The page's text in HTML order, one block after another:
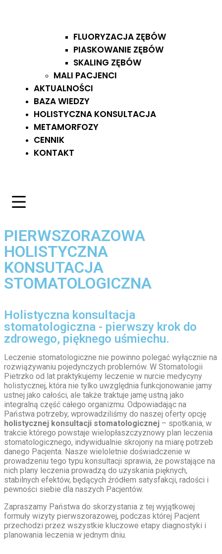
FLUORYZACJA ZĘBÓW
PIASKOWANIE ZĘBÓW
SKALING ZĘBÓW
MALI PACJENCI
AKTUALNOŚCI
BAZA WIEDZY
HOLISTYCZNA KONSULTACJA
METAMORFOZY
CENNIK
KONTAKT
PIERWSZORAZOWA
HOLISTYCZNA
KONSUTACJA
STOMATOLOGICZNA
Holistyczna konsultacja
stomatologiczna - pierwszy krok do
zdrowego, pięknego uśmiechu.
Leczenie stomatologiczne nie powinno polegać wyłącznie na
rozwiązywaniu pojedynczych problemów. W Stomatologii
Pietrzko od lat praktykujemy leczenie w nurcie medycyny
holistycznej, która nie tylko uwzględnia funkcjonowanie jamy
ustnej jako całości, ale także traktuje jamę ustną jako
integralną część całego organizmu. Odpowiadając na
Państwa potrzeby, wprowadziliśmy do naszej oferty opcję
holistycznej konsultacji stomatologicznej – spotkania, w
trakcie którego powstaje wielopłaszczyznowy plan leczenia
stomatologicznego, indywidualnie skrojony na miarę potrzeb
danego Pacjenta. Nasze wieloletnie doświadczenie w
prowadzeniu tego typu konsultacji sprawia, że powstające na
nich plany leczenia prowadzą do uzyskania pięknych,
stabilnych efektów, będących źródłem satysfakcji, radości i
pewności siebie dla naszych Pacjentów.
Zapraszamy Państwa do skorzystania z tej wyjątkowej
formuły wizyty pierwszorazowej, podczas której Pacjent
przechodzi przez wszystkie kluczowe etapy diagnostyki i
planowania leczenia w jednym dniu.